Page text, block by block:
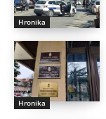
Hronika
Hronika